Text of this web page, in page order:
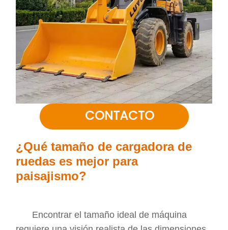
CONTACTO
¿Qué tamaño de cargadora de
ruedas es mejor para
paisajismo?
Encontrar el tamaño ideal de máquina